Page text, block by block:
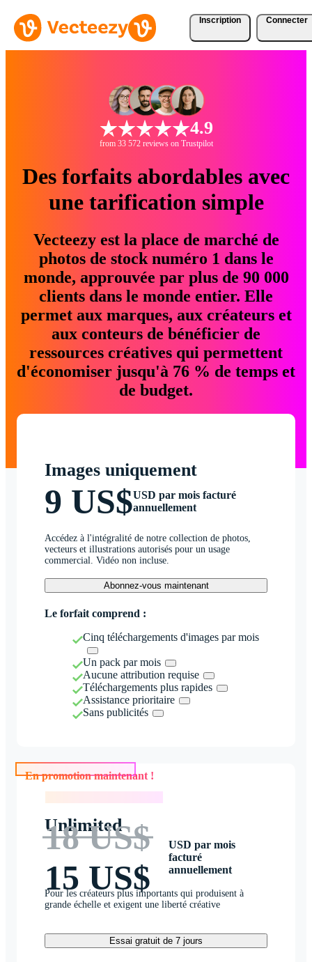
Inscription Connecter
4.9
from 33 572 reviews on Trustpilot
Des forfaits abordables avec
une tarification simple
Vecteezy est la place de marché de
photos de stock numéro 1 dans le
monde, approuvée par plus de 90 000
clients dans le monde entier. Elle
permet aux marques, aux créateurs et
aux conteurs de bénéficier de
ressources créatives qui permettent
d'économiser jusqu'à 76 % de temps et
de budget.
Images uniquement
9 US$USD par mois facturé
annuellement
Accédez à l'intégralité de notre collection de photos,
vecteurs et illustrations autorisés pour un usage
commercial. Vidéo non incluse.
Abonnez-vous maintenant
Le forfait comprend :
Cinq téléchargements d'images par mois
Un pack par mois
Aucune attribution requise
Téléchargements plus rapides
Assistance prioritaire
Sans publicités
En promotion maintenant !
Unlimited
18 US$
15 US$
USD par mois
facturé
annuellement
Pour les créateurs plus importants qui produisent à
grande échelle et exigent une liberté créative
Essai gratuit de 7 jours